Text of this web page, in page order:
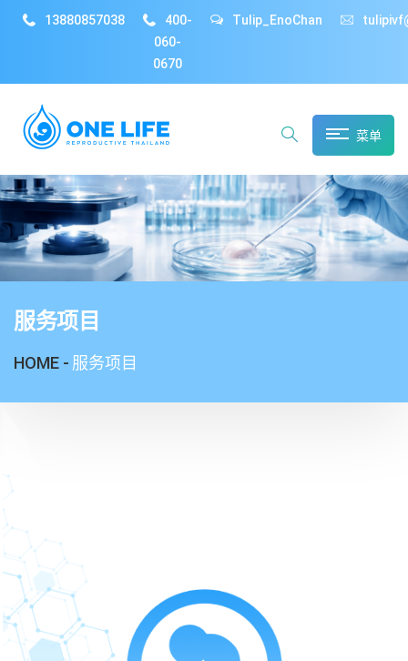
13880857038
400-
060-
0670
Tulip_EnoChan
菜单
服务项目
HOME - 服务项目